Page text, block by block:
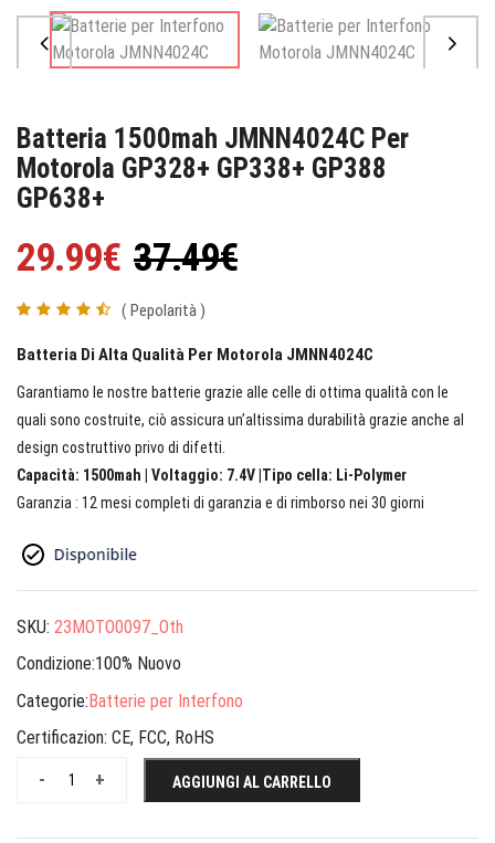
Sale
Batteria 1500mah JMNN4024C Per
Motorola GP328+ GP338+ GP388
GP638+
29.99€ 37.49€
( Pepolarità )
Batteria Di Alta Qualità Per Motorola JMNN4024C
Garantiamo le nostre batterie grazie alle celle di ottima qualità con le
quali sono costruite, ciò assicura un’altissima durabilità grazie anche al
design costruttivo privo di difetti.
Capacità: 1500mah | Voltaggio: 7.4V |Tipo cella: Li-Polymer
Garanzia : 12 mesi completi di garanzia e di rimborso nei 30 giorni
SKU: 23MOTO0097_Oth
Condizione:100% Nuovo
Categorie:Batterie per Interfono
Certificazion: CE, FCC, RoHS
+
- AGGIUNGI AL CARRELLO